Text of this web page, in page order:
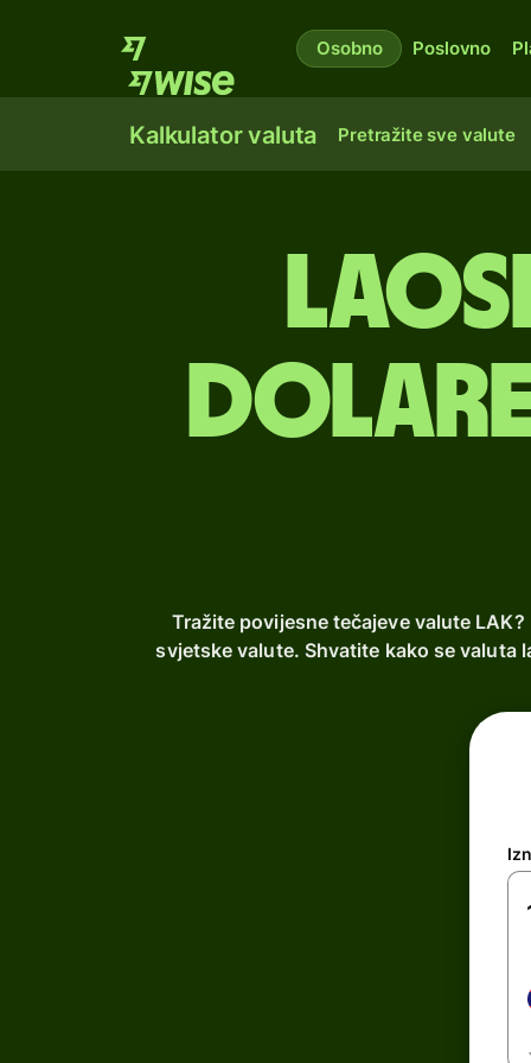
Osobno Poslovno
Kalkulator valuta Pretražite sve valute
Tražite povijesne tečajeve valute
svjetske valute. Shvatite kako se valuta